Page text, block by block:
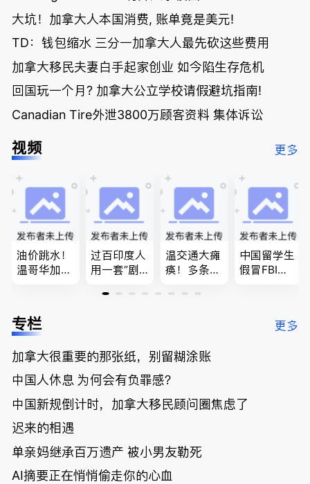
大坑！加拿大人本国消费, 账单竟是美元!
TD：钱包缩水 三分一加拿大人最先砍这些费用
加拿大移民夫妻白手起家创业 如今陷生存危机
回国玩一个月? 加拿大公立学校请假避坑指南!
Canadian Tire外泄3800万顾客资料 集体诉讼
视频 更多
油价跳水！
温哥华加油
低；免费狂
送50万磅蔬
温“丑陋土
豆日”冲击
吉尼斯纪
录；惨！留
学生换汇被
骗光2万美
元，还被卷
入跨国刑案
账户遭封！
过百印度人
用一套“剧
官：太假
欠款多出$1
9万；突
发！无辜男
孩温哥华市
中心被刺身
温交通大瘫
痪！多条主
底；做顿饭
单；房市崩
国租赁市场
恐迎暴跌危
中国留学生
假冒FBI上
夫妻住进殡
专栏 更多
加拿大很重要的那张纸，别留糊涂账
中国人休息 为何会有负罪感？
中国新规倒计时，加拿大移民顾问圈焦虑了
迟来的相遇
单亲妈继承百万遗产 被小男友勒死
AI摘要正在悄悄偷走你的心血